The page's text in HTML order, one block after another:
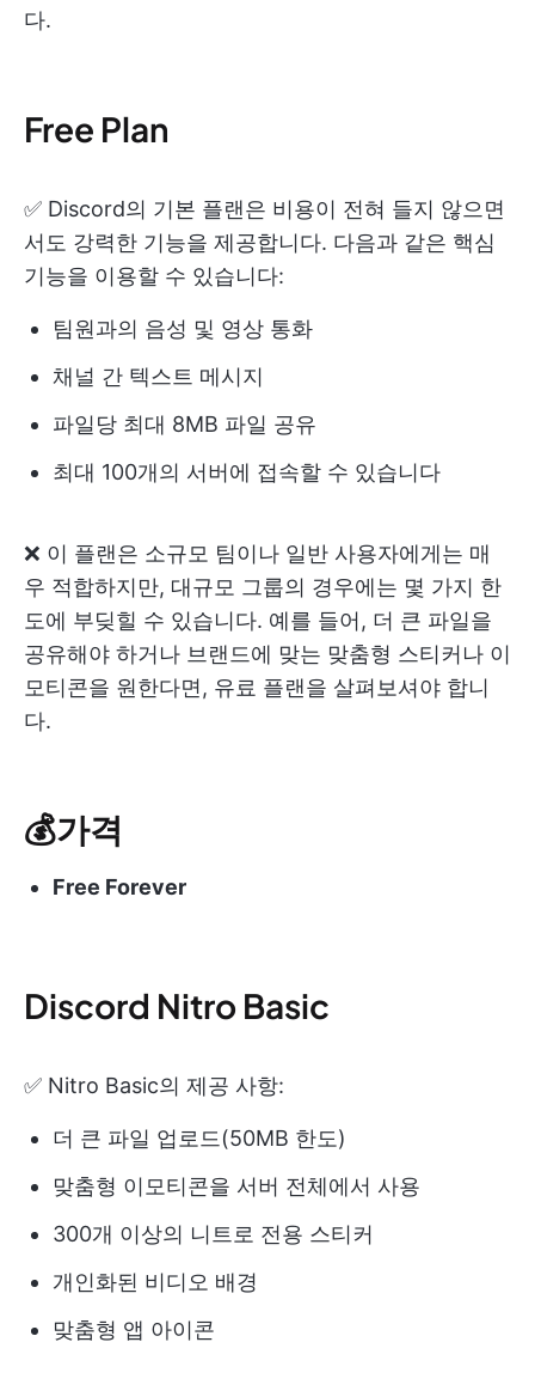
다.
Free Plan
✅ Discord의 기본 플랜은 비용이 전혀 들지 않으면
서도 강력한 기능을 제공합니다. 다음과 같은 핵심
기능을 이용할 수 있습니다:
팀원과의 음성 및 영상 통화
채널 간 텍스트 메시지
파일당 최대 8MB 파일 공유
최대 100개의 서버에 접속할 수 있습니다
❌ 이 플랜은 소규모 팀이나 일반 사용자에게는 매
우 적합하지만, 대규모 그룹의 경우에는 몇 가지 한
도에 부딪힐 수 있습니다. 예를 들어, 더 큰 파일을
공유해야 하거나 브랜드에 맞는 맞춤형 스티커나 이
모티콘을 원한다면, 유료 플랜을 살펴보셔야 합니
다.
💰가격
Free Forever
Discord Nitro Basic
✅ Nitro Basic의 제공 사항:
더 큰 파일 업로드(50MB 한도)
맞춤형 이모티콘을 서버 전체에서 사용
300개 이상의 니트로 전용 스티커
개인화된 비디오 배경
맞춤형 앱 아이콘